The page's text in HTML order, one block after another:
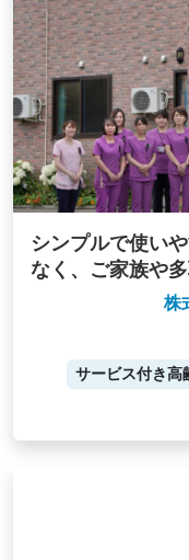
シンプルで使い
なく、ご家族や
株
サービス付き高